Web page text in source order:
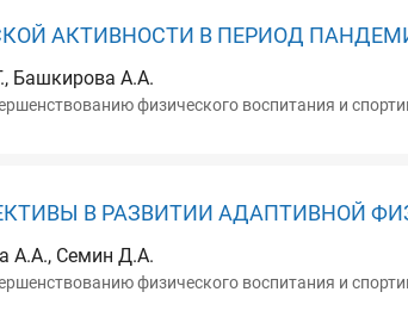
АКТИВНОСТИ В ПЕРИОД
Башкирова А.А.
физического воспитания и
В РАЗВИТИИ АДАПТИВНОЙ
А.А., Семин Д.А.
физического воспитания и